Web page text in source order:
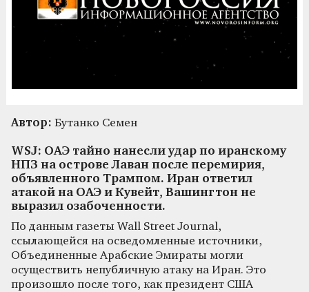
Автор: Бутанко Семен
WSJ: ОАЭ тайно нанесли удар по иранскому
НПЗ на острове Лаван после перемирия,
объявленного Трампом. Иран ответил
атакой на ОАЭ и Кувейт, Вашингтон не
выразил озабоченности.
По данным газеты Wall Street Journal,
ссылающейся на осведомленные источники,
Объединенные Арабские Эмираты могли
осуществить непубличную атаку на Иран. Это
произошло после того, как президент США